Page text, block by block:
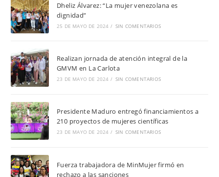
Dheliz Álvarez: “La mujer venezolana es
dignidad”
25 DE MAYO DE 2024 / SIN COMENTARIOS
Realizan jornada de atención integral de la
GMVM en La Carlota
23 DE MAYO DE 2024 / SIN COMENTARIOS
Presidente Maduro entregó financiamientos a
210 proyectos de mujeres científicas
23 DE MAYO DE 2024 / SIN COMENTARIOS
Fuerza trabajadora de MinMujer firmó en
rechazo a las sanciones